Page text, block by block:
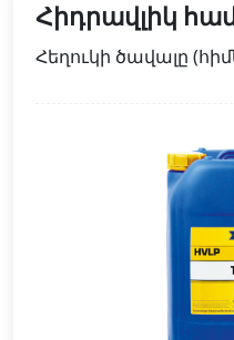
Հիդրավլիկ
Հեղուկի ծավալը